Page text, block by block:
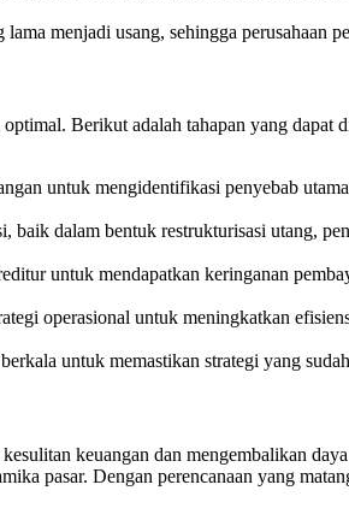
menjadi usang, sehingga perusahaan
Berikut adalah tahapan yang dapat
untuk mengidentifikasi penyebab
dalam bentuk restrukturisasi utang,
untuk mendapatkan keringanan
operasional untuk meningkatkan
untuk memastikan strategi yang
keuangan dan mengembalikan
pasar. Dengan perencanaan yang